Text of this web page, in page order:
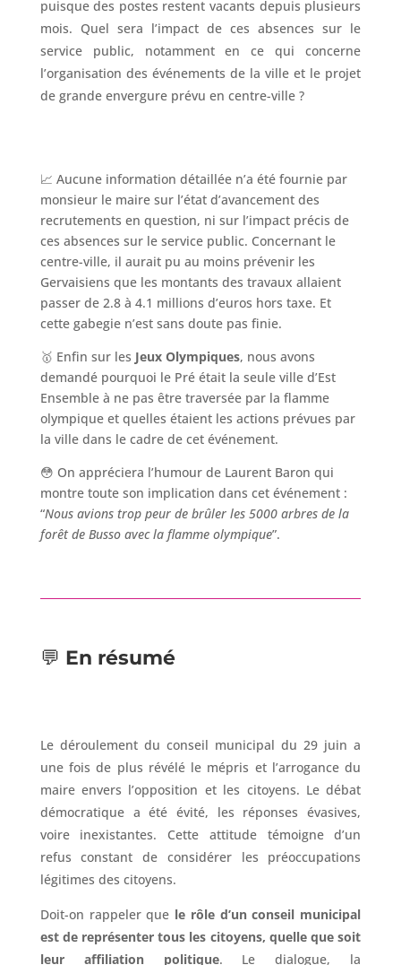
puisque des postes restent vacants depuis plusieurs
mois. Quel sera l’impact de ces absences sur le
service public, notamment en ce qui concerne
l’organisation des événements de la ville et le projet
de grande envergure prévu en centre-ville ?
📈 Aucune information détaillée n’a été fournie par
monsieur le maire sur l’état d’avancement des
recrutements en question, ni sur l’impact précis de
ces absences sur le service public. Concernant le
centre-ville, il aurait pu au moins prévenir les
Gervaisiens que les montants des travaux allaient
passer de 2.8 à 4.1 millions d’euros hors taxe. Et
cette gabegie n’est sans doute pas finie.
🥇 Enfin sur les Jeux Olympiques, nous avons
demandé pourquoi le Pré était la seule ville d’Est
Ensemble à ne pas être traversée par la flamme
olympique et quelles étaient les actions prévues par
la ville dans le cadre de cet événement.
😳 On appréciera l’humour de Laurent Baron qui
montre toute son implication dans cet événement :
“Nous avions trop peur de brûler les 5000 arbres de la
forêt de Busso avec la flamme olympique”.
💬 En résumé
Le déroulement du conseil municipal du 29 juin a
une fois de plus révélé le mépris et l’arrogance du
maire envers l’opposition et les citoyens. Le débat
démocratique a été évité, les réponses évasives,
voire inexistantes. Cette attitude témoigne d’un
refus constant de considérer les préoccupations
légitimes des citoyens.
Doit-on rappeler que le rôle d’un conseil municipal
est de représenter tous les citoyens, quelle que soit
leur affiliation politique. Le dialogue, la